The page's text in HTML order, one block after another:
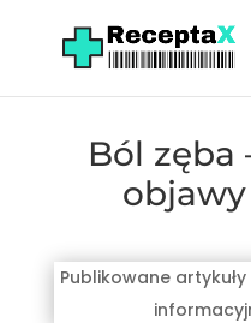
Ból zęba
Publikowane